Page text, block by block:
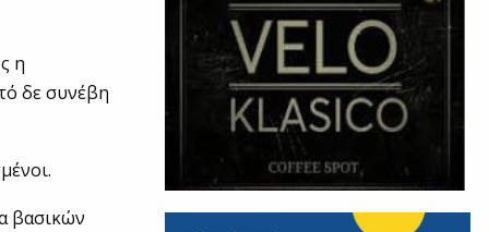
η
δε συνέβη
βασικών